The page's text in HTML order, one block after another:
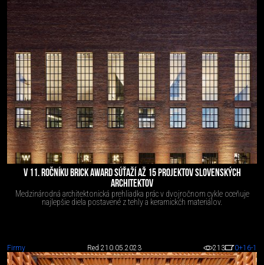
V 11. ROČNÍKU BRICK AWARD SÚŤAŽÍ AŽ 15 PROJEKTOV SLOVENSKÝCH
ARCHITEKTOV
Medzinárodná architektonická prehliadka prác v dvojročnom cykle oceňuje
najlepšie diela postavené z tehly a keramickćh materiálov.
Firmy Red 210.05.2023 213 0+16-1